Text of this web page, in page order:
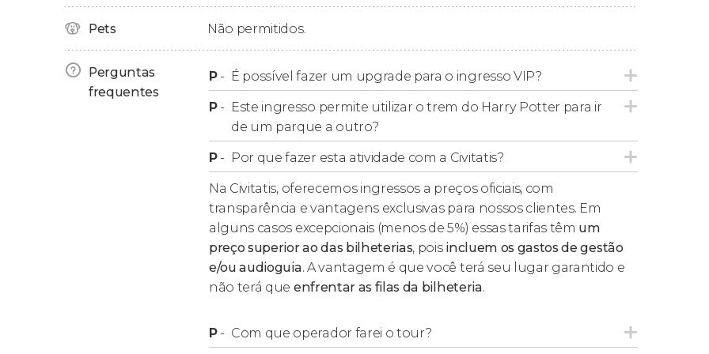
Motorbike Adventure™ e explorar ocastelo de Hogwarts™e o povoado de Hogsmeade™.
Você não pode perder a oportunidade de conhecer o
Island®
Universal's Epic Universeé dividido em cinco mundos mágicos: Super Nintendo World,
How to Train Your Dragon Isle of Berk, Celestial Park, The Wizarding World of Harry Potter,
The Ministry of Magic e Dark Universe. Você vai ficar sem palavras!
Universal’s Volcano Bay Water Theme Park, você vai conhecer um
parque aquático com vertiginosos tobogãs, piscinas para todas as idades e uma
queda vertical de 38 metros de altura !
Como funciona?
: válido para entrar nos parques Universal Studios Florida e Universal's
Pets Não permitidos.
Perguntas
frequentes
P- É possível fazer um upgrade para o ingresso VIP?
P- Este ingresso permite utilizar o trem do Harry Potter para ir
de um parque a outro?
P- Por que fazer esta atividade com a Civitatis?
Na Civitatis, oferecemos ingressos a preços oficiais, com
transparência e vantagens exclusivas para nossos clientes. Em
alguns casos excepcionais (menos de 5%) essas tarifas têm um
preço superior ao das bilheterias, pois incluem os gastos de gestão
e/ou audioguia. A vantagem é que você terá seu lugar garantido e
não terá que enfrentar as filas da bilheteria.
P- Com que operador farei o tour?